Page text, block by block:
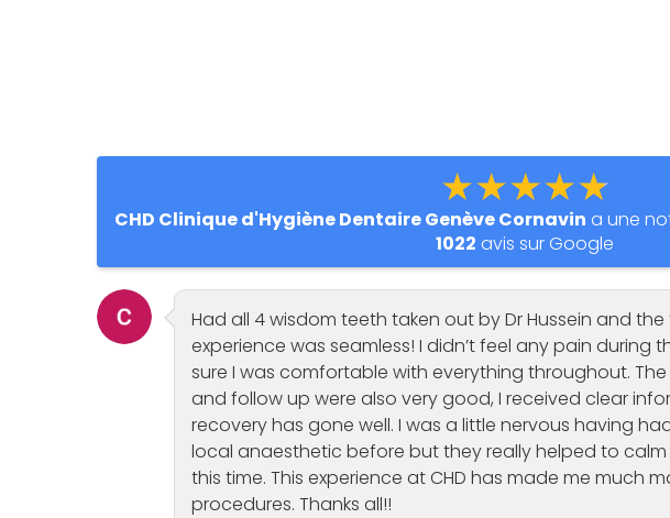
★★★★★
CHD Clinique d'Hygiène Dentaire Genève Cornavin a une
1022 avis sur Google
Had all 4 wisdom teeth taken out by Dr Hussein and
experience was seamless! I didn’t feel any pain during
sure I was comfortable with everything throughout.
and follow up were also very good, I received clear
recovery has gone well. I was a little nervous having
local anaesthetic before but they really helped to
this time. This experience at CHD has made me much
procedures. Thanks all!!